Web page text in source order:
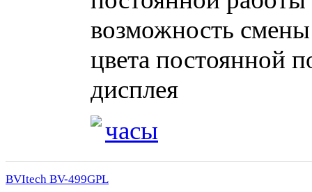
возможность
цвета постоянной
дисплея
часы
BVItech BV-499GPL